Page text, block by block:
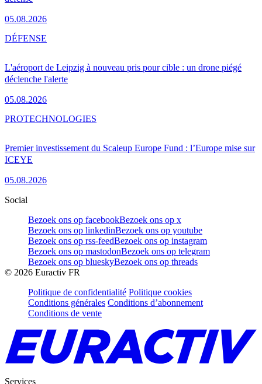
05.08.2026
L'aéroport de Leipzig à nouveau pris pour cible : un drone piégé
déclenche l'alerte
05.08.2026
DÉFENSE
Premier investissement du Scaleup Europe Fund : l’Europe mise sur
ICEYE
05.08.2026
PROTECHNOLOGIES
Social
Bezoek ons op facebookBezoek ons op x
Bezoek ons op linkedinBezoek ons op youtube
Bezoek ons op rss-feedBezoek ons op instagram
Bezoek ons op mastodonBezoek ons op telegram
Bezoek ons op blueskyBezoek ons op threads
© 2026 Euractiv FR
Politique de confidentialité Politique cookies
Conditions générales Conditions d’abonnement
Conditions de vente
Services